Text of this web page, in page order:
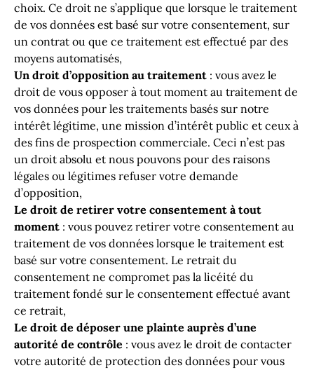
choix. Ce droit ne s’applique que lorsque le traitement
de vos données est basé sur votre consentement, sur
un contrat ou que ce traitement est effectué par des
moyens automatisés,
Un droit d’opposition au traitement : vous avez le
droit de vous opposer à tout moment au traitement de
vos données pour les traitements basés sur notre
intérêt légitime, une mission d’intérêt public et ceux à
des fins de prospection commerciale. Ceci n’est pas
un droit absolu et nous pouvons pour des raisons
légales ou légitimes refuser votre demande
d’opposition,
Le droit de retirer votre consentement à tout
moment : vous pouvez retirer votre consentement au
traitement de vos données lorsque le traitement est
basé sur votre consentement. Le retrait du
consentement ne compromet pas la licéité du
traitement fondé sur le consentement effectué avant
ce retrait,
Le droit de déposer une plainte auprès d’une
autorité de contrôle : vous avez le droit de contacter
votre autorité de protection des données pour vous